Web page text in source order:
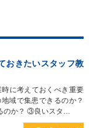
おきたいスタッフ教
に考えておくべき重要
域で集患できるのか？
のか？ ③良いスタ…